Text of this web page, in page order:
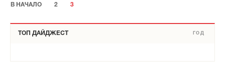
В НАЧАЛО 2 3
ТОП ДАЙДЖЕСТ ГОД